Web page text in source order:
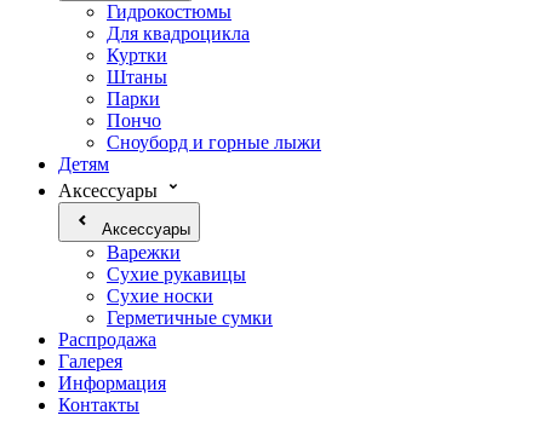
Гидрокостюмы
Для квадроцикла
Куртки
Штаны
Парки
Пончо
Сноуборд и горные лыжи
Детям
Аксессуары
Аксессуары
Варежки
Сухие рукавицы
Сухие носки
Герметичные сумки
Распродажа
Галерея
Информация
Контакты